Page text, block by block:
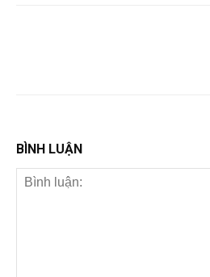
BÌNH LUẬN